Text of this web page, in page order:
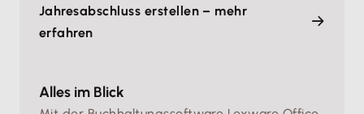
Jahresabschluss erstellen – mehr
erfahren
Alles im Blick